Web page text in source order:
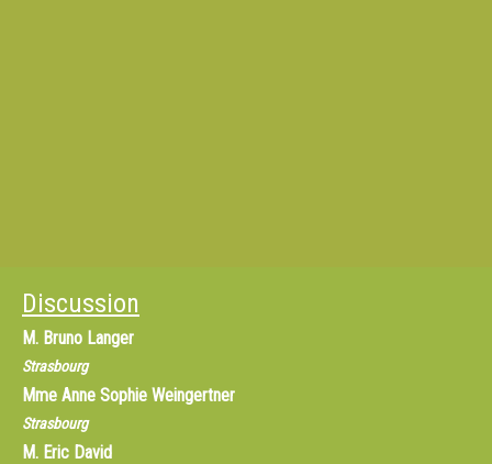
Discussion
M. Bruno Langer
Strasbourg
Mme Anne Sophie Weingertner
Strasbourg
M. Eric David